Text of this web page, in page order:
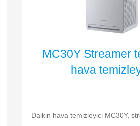
MC30Y Streamer
hava
Daikin hava temizleyici MC30Y,